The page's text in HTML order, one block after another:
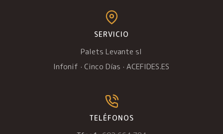
SERVICIO
Palets Levante sl
Infonif ·Cinco Días ·ACEFIDES.ES
TELÉFONOS